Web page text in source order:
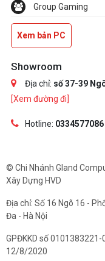
Group Gaming
Xem bản PC
Showroom
Địa chỉ: số 37-39
[Xem đường đi]
Hotline: 0334577086
© Chi Nhánh Gland
Xây Dựng HVD
Địa chỉ: Số 16 Ngõ 16 -
Đa - Hà Nội
GPĐKKD số
12/8/2020